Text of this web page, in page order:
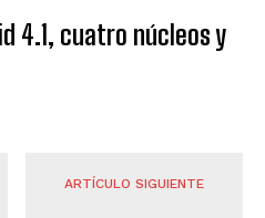
4.1, cuatro núcleos y
ARTÍCULO SIGUIENTE